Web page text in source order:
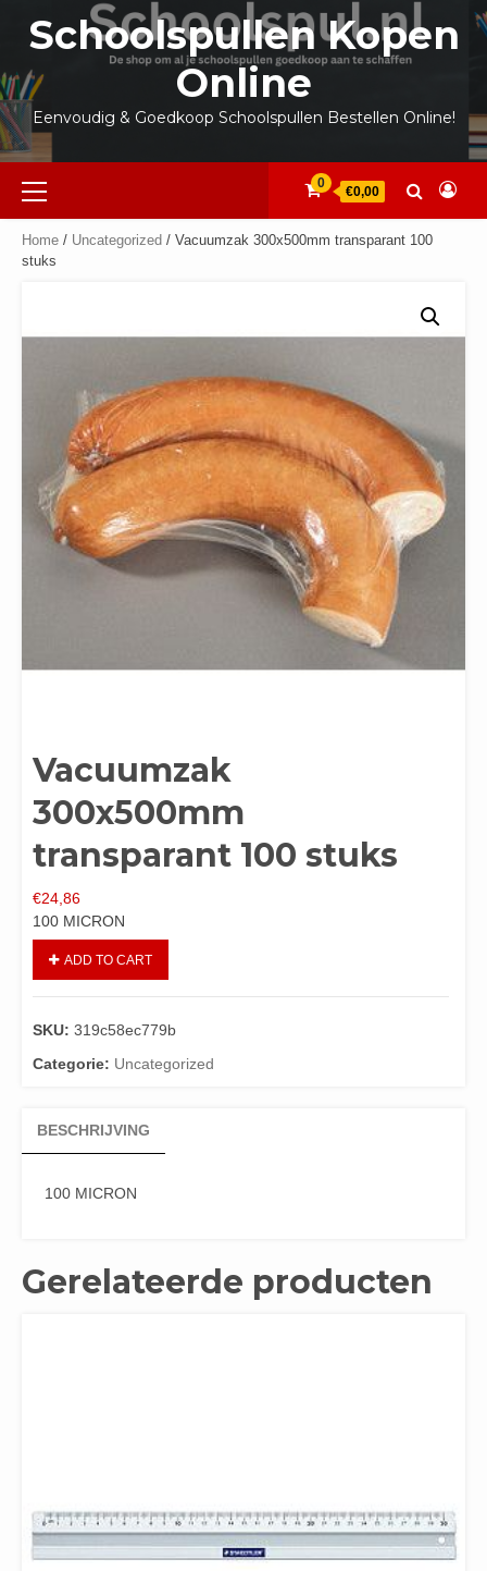
inhoud
Schoolspullen Kopen
Online
Eenvoudig & Goedkoop Schoolspullen Bestellen Online!
Primair
menu
0
€0,00
Home / Uncategorized / Vacuumzak 300x500mm transparant 100
stuks
Vacuumzak
300x500mm
transparant 100 stuks
€24,86
100 MICRON
ADD TO CART
SKU: 319c58ec779b
Categorie: Uncategorized
BESCHRIJVING
100 MICRON
Gerelateerde producten